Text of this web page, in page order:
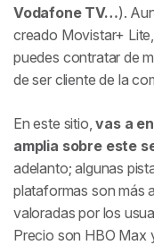
Vodafone TV…).
creado Movistar+
puedes contratar de
de ser cliente de la
En este sitio,vas a
amplia sobre este
adelanto; algunas
plataformas son más
valoradas por los
Precio son HBO Max